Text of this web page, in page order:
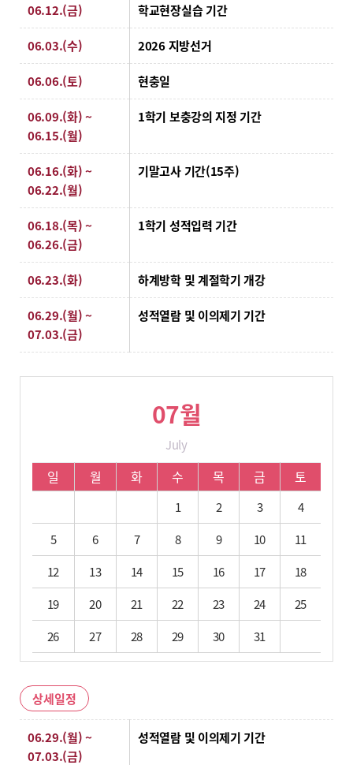
06.12.(금)
학교현장실습 기간
06.03.(수) 2026 지방선거
06.06.(토) 현충일
06.09.(화) ~
06.15.(월)
1학기 보충강의 지정 기간
06.16.(화) ~
06.22.(월)
기말고사 기간(15주)
06.18.(목) ~
06.26.(금)
1학기 성적입력 기간
06.23.(화) 하계방학 및 계절학기 개강
06.29.(월) ~
07.03.(금)
성적열람 및 이의제기 기간
07월
July
07월 학사 일정입니다.
일 월 화 수 목 금 토
1 2 3
4
5
6 7 8 9 10
11
12
13 14 15 16 17
18
19
20 21 22 23 24
25
26
27 28 29 30 31
상세일정
상세일정
06.29.(월) ~
07.03.(금)
성적열람 및 이의제기 기간